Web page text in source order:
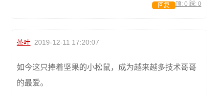
顶: 0 踩: 0
回复
茶叶 2019-12-11 17:20:07
如今这只捧着坚果的小松鼠，成为越来越多技术哥哥
的最爱。